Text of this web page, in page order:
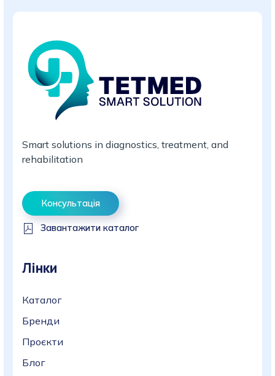
Smart solutions in diagnostics, treatment, and
rehabilitation
Консультація
Завантажити каталог
Лінки
Каталог
Бренди
Проєкти
Блог